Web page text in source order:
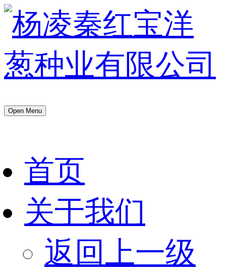
Open Menu
首页
关于我们
返回上一级